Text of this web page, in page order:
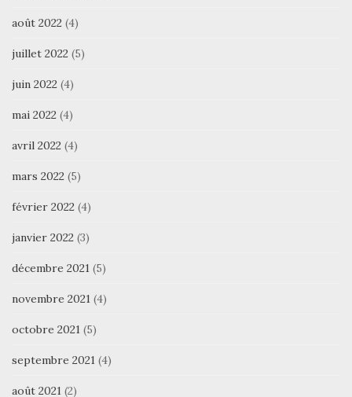
août 2022 (4)
juillet 2022 (5)
juin 2022 (4)
mai 2022 (4)
avril 2022 (4)
mars 2022 (5)
février 2022 (4)
janvier 2022 (3)
décembre 2021 (5)
novembre 2021 (4)
octobre 2021 (5)
septembre 2021 (4)
août 2021 (2)